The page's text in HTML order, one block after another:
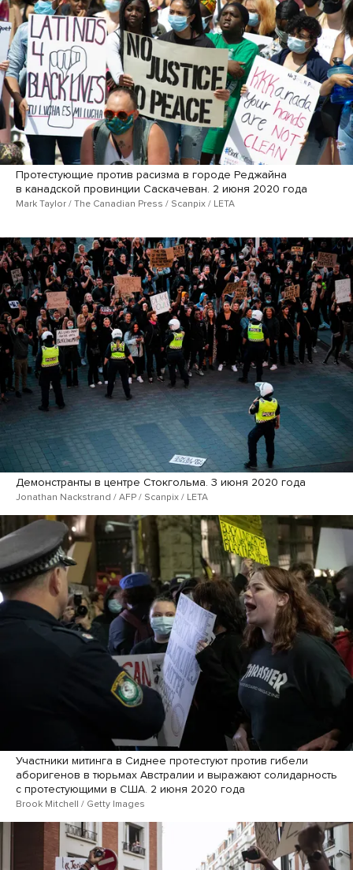
Протестующие против расизма в городе Реджайна
в канадской провинции Саскачеван. 2 июня 2020 года
Mark Taylor / The Canadian Press / Scanpix / LETA
Демонстранты в центре Стокгольма. 3 июня 2020 года
Jonathan Nackstrand / AFP / Scanpix / LETA
Участники митинга в Сиднее протестуют против гибели
аборигенов в тюрьмах Австралии и выражают солидарность
с протестующими в США. 2 июня 2020 года
Brook Mitchell / Getty Images